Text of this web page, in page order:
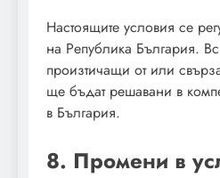
Настоящите условия се
на Република България.
произтичащи от или
ще бъдат решавани в
в България.
8. Промени в